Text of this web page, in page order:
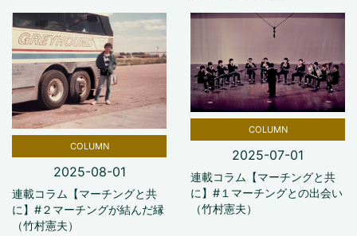
COLUMN
2025-08-01
連載コラム【マーチングと共
に】#２マーチングが結んだ縁
（竹村憲夫）
COLUMN
2025-07-01
連載コラム【マーチングと共
に】#１マーチングとの出会い
（竹村憲夫）